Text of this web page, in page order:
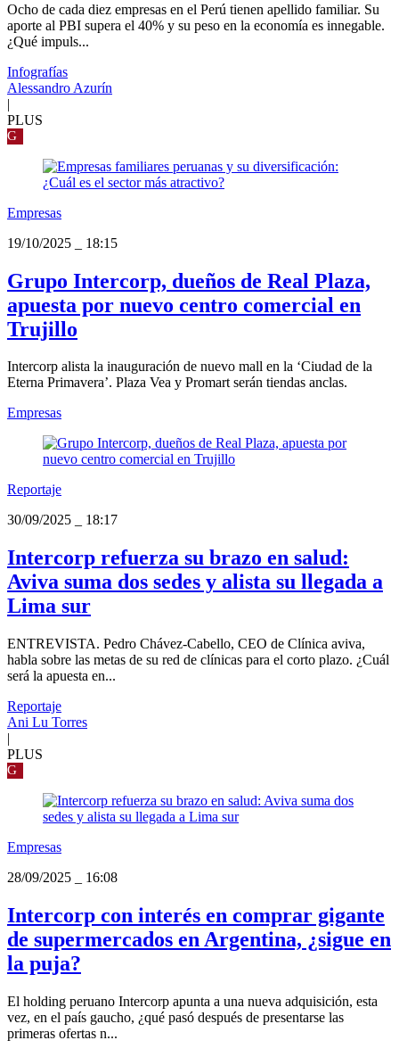
Ocho de cada diez empresas en el Perú tienen apellido familiar. Su
aporte al PBI supera el 40% y su peso en la economía es innegable.
¿Qué impuls...
Infografías
Alessandro Azurín
|
PLUS
G
Empresas
19/10/2025
18:15
Grupo Intercorp, dueños de Real Plaza,
apuesta por nuevo centro comercial en
Trujillo
Intercorp alista la inauguración de nuevo mall en la ‘Ciudad de la
Eterna Primavera’. Plaza Vea y Promart serán tiendas anclas.
Empresas
Reportaje
30/09/2025
18:17
Intercorp refuerza su brazo en salud:
Aviva suma dos sedes y alista su llegada a
Lima sur
ENTREVISTA. Pedro Chávez-Cabello, CEO de Clínica aviva,
habla sobre las metas de su red de clínicas para el corto plazo. ¿Cuál
será la apuesta en...
Reportaje
Ani Lu Torres
|
PLUS
G
Empresas
28/09/2025
16:08
Intercorp con interés en comprar gigante
de supermercados en Argentina, ¿sigue en
la puja?
El holding peruano Intercorp apunta a una nueva adquisición, esta
vez, en el país gaucho, ¿qué pasó después de presentarse las
primeras ofertas n...